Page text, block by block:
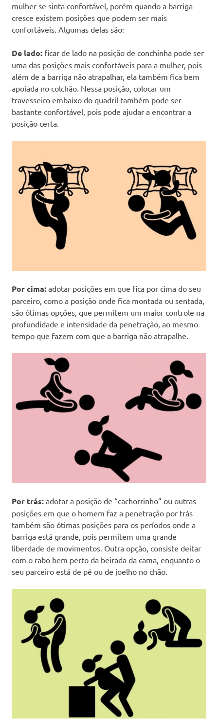
mulher se sinta confortável, porém quando a barriga
cresce existem posições que podem ser mais
confortáveis. Algumas delas são:
De lado: ficar de lado na posição de conchinha pode ser
uma das posições mais confortáveis para a mulher, pois
além de a barriga não atrapalhar, ela também fica bem
apoiada no colchão. Nessa posição, colocar um
travesseiro embaixo do quadril também pode ser
bastante confortável, pois pode ajudar a encontrar a
posição certa.
Por cima: adotar posições em que fica por cima do seu
parceiro, como a posição onde fica montada ou sentada,
são ótimas opções, que permitem um maior controle na
profundidade e intensidade da penetração, ao mesmo
tempo que fazem com que a barriga não atrapalhe.
Por trás: adotar a posição de “cachorrinho” ou outras
posições em que o homem faz a penetração por trás
também são ótimas posições para os períodos onde a
barriga está grande, pois permitem uma grande
liberdade de movimentos. Outra opção, consiste deitar
com o rabo bem perto da beirada da cama, enquanto o
seu parceiro está de pé ou de joelho no chão.